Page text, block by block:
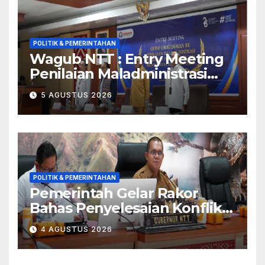
POLITIK & PEMERINTAHAN
Wagub NTT : Entry Meeting
Penilaian Maladministrasi
Penyelenggaraan Pelayanan
Publik Tahun 2026 Jadi
Momentum Perbaikan
Kualitas Layanan
5 AGUSTUS 2026
POLITIK & PEMERINTAHAN
Pemerintah Gelar Rakor
Bahas Penyelesaian Konflik
Adonara
4 AGUSTUS 2026